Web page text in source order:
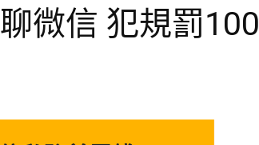
微信 犯規罰100